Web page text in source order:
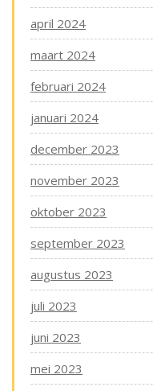
april 2024
maart 2024
februari 2024
januari 2024
december 2023
november 2023
oktober 2023
september 2023
augustus 2023
juli 2023
juni 2023
mei 2023